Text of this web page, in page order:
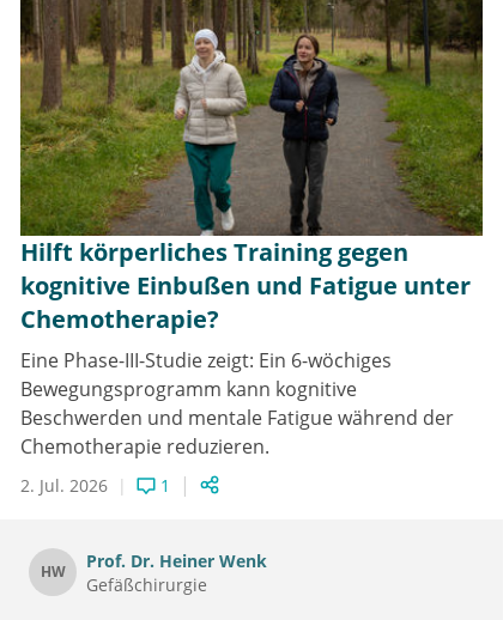
Hilft körperliches Training gegen
kognitive Einbußen und Fatigue unter
Chemotherapie?
Eine Phase-III-Studie zeigt: Ein 6-wöchiges
Bewegungsprogramm kann kognitive
Beschwerden und mentale Fatigue während der
Chemotherapie reduzieren.
2. Jul. 2026 1
HW Prof. Dr. Heiner Wenk
Gefäßchirurgie